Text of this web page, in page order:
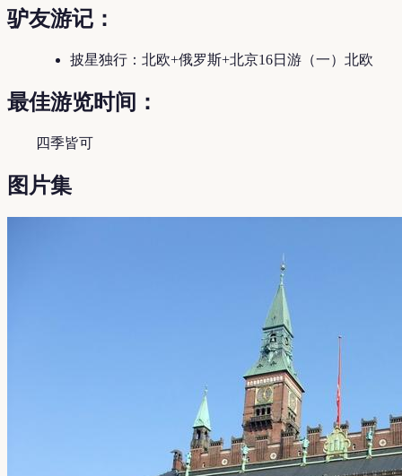
驴友游记：
披星独行：北欧+俄罗斯+北京16日游（一）北欧
最佳游览时间：
四季皆可
图片集